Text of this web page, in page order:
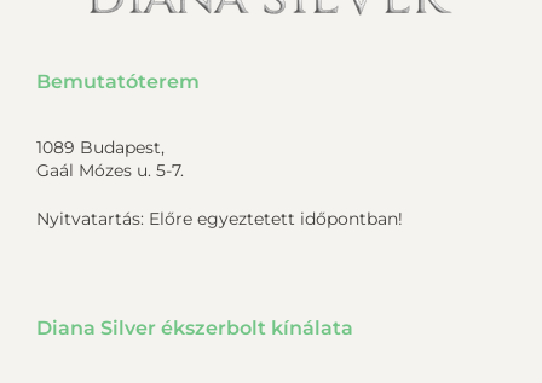
Bemutatóterem
1089 Budapest,
Gaál Mózes u. 5-7.
Nyitvatartás: Előre egyeztetett időpontban!
Diana Silver ékszerbolt kínálata